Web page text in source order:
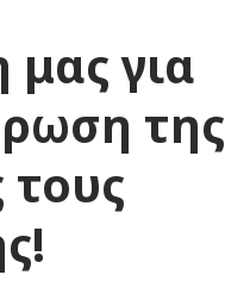
μας για
της
τους